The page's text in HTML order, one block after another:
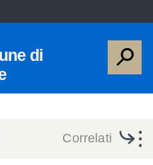
di
Correlati